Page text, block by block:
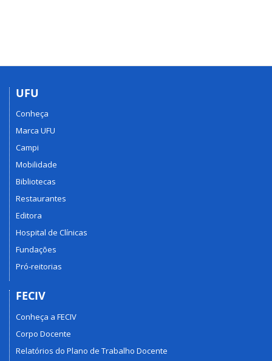
UFU
Conheça
Marca UFU
Campi
Mobilidade
Bibliotecas
Restaurantes
Editora
Hospital de Clínicas
Fundações
Pró-reitorias
FECIV
Conheça a FECIV
Corpo Docente
Relatórios do Plano de Trabalho Docente